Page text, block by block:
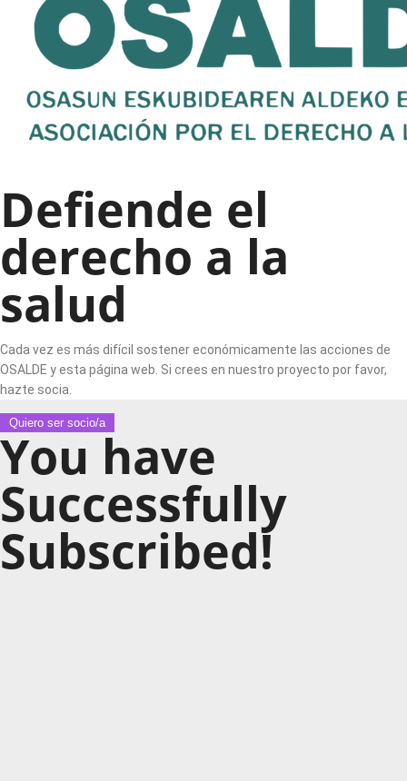
Defiende el
derecho a la
salud
Cada vez es más difícil sostener económicamente las acciones de
OSALDE y esta página web. Si crees en nuestro proyecto por favor,
hazte socia.
Quiero ser socio/a
You have
Successfully
Subscribed!